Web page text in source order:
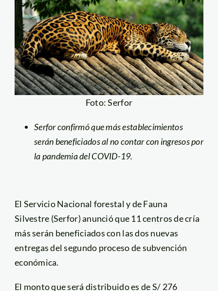
Foto: Serfor
Serfor confirmó que más establecimientos
serán beneficiados al no contar con ingresos por
la pandemia del COVID-19.
El Servicio Nacional forestal y de Fauna
Silvestre (Serfor) anunció que 11 centros de cría
más serán beneficiados con las dos nuevas
entregas del segundo proceso de subvención
económica.
El monto que será distribuido es de S/ 276